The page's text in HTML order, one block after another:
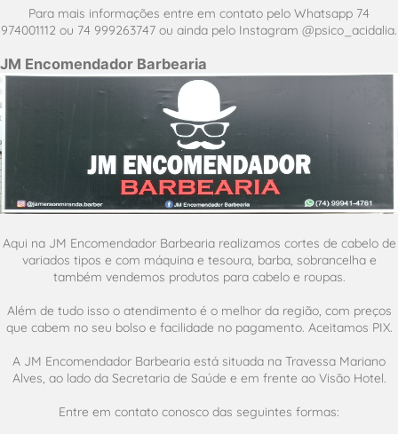
Para mais informações entre em contato pelo Whatsapp 74
974001112 ou 74 999263747 ou ainda pelo Instagram @psico_acidalia.
JM Encomendador Barbearia
Aqui na JM Encomendador Barbearia realizamos cortes de cabelo de
variados tipos e com máquina e tesoura, barba, sobrancelha e
também vendemos produtos para cabelo e roupas.
Além de tudo isso o atendimento é o melhor da região, com preços
que cabem no seu bolso e facilidade no pagamento. Aceitamos PIX.
A JM Encomendador Barbearia está situada na Travessa Mariano
Alves, ao lado da Secretaria de Saúde e em frente ao Visão Hotel.
Entre em contato conosco das seguintes formas: